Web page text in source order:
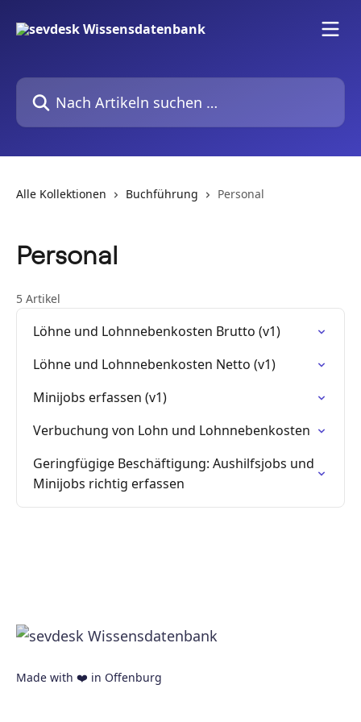
Nach Artikeln suchen …
Alle Kollektionen Buchführung Personal
Personal
5 Artikel
Löhne und Lohnnebenkosten Brutto (v1)
Löhne und Lohnnebenkosten Netto (v1)
Minijobs erfassen (v1)
Verbuchung von Lohn und Lohnnebenkosten
Geringfügige Beschäftigung: Aushilfsjobs und
Minijobs richtig erfassen
Made with ❤️ in Offenburg